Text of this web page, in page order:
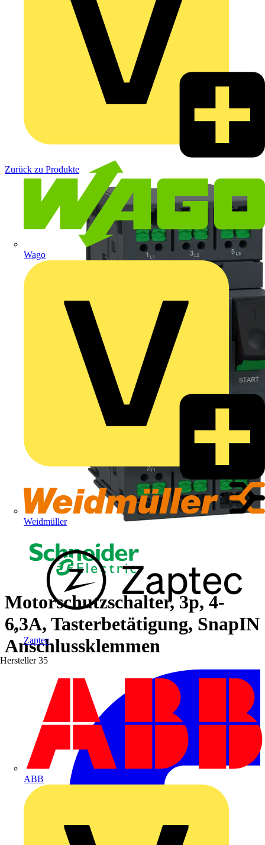
Wago
Weidmüller
Zaptec
Hersteller 35
ABB
Zurück zu Produkte
Motorschutzschalter, 3p, 4-
6,3A, Tasterbetätigung, SnapIN
Anschlussklemmen